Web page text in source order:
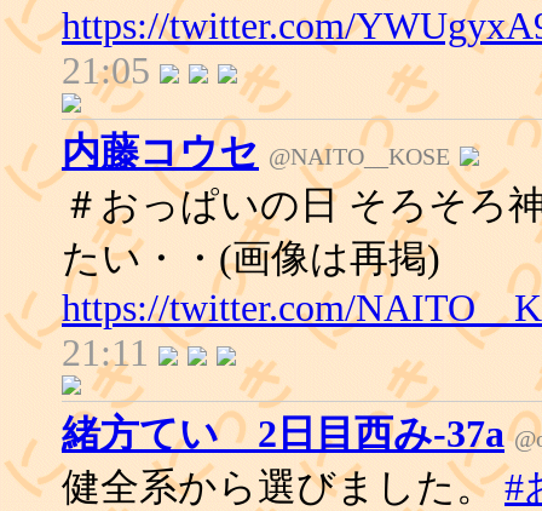
https://twitter.com/
21:05
内藤コウセ @NAITO__KOSE
＃おっぱいの日 そろそろ
たい・・(画像は再掲)
https://twitter.com/
21:11
緒方てい 2日目西み-37a
健全系から選びました。#